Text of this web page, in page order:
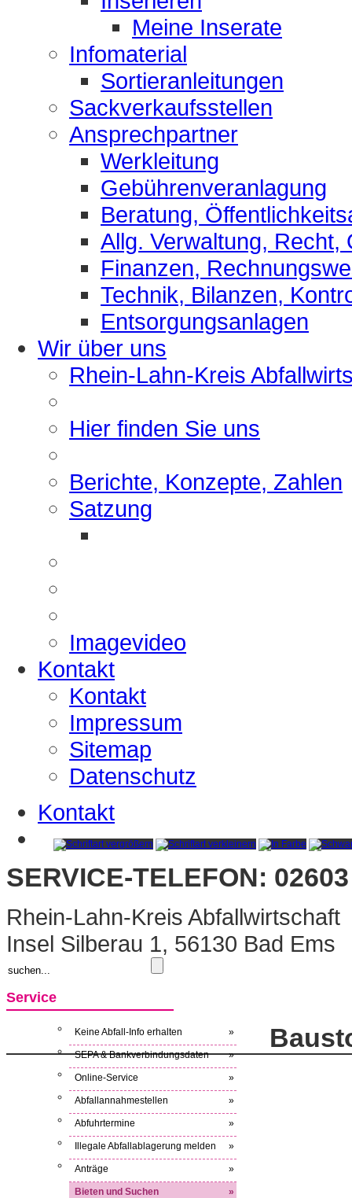
Meine Inserate
Infomaterial
Sortieranleitungen
Sackverkaufsstellen
Ansprechpartner
Werkleitung
Gebührenveranlagung
Beratung,
Allg. Verwaltung, Recht,
Finanzen,
Technik, Bilanzen,
Entsorgungsanlagen
Wir über uns
Rhein-Lahn-Kreis
Hier finden Sie uns
Berichte, Konzepte, Zahlen
Satzung
Imagevideo
Kontakt
Kontakt
Impressum
Sitemap
Datenschutz
Kontakt
SERVICE-TELEFON:
Rhein-Lahn-Kreis Abfallwirtschaft
Insel Silberau 1, 56130 Bad Ems
Service
Keine Abfall-Info erhalten »
SEPA & Bankverbindungsdaten »
Online-Service »
Abfallannahmestellen »
Abfuhrtermine »
Illegale Abfallablagerung melden »
Anträge »
Bieten und Suchen
»